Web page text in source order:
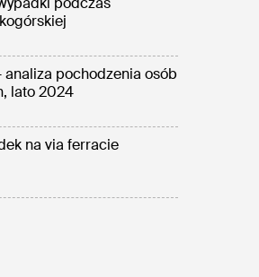
analiza pochodzenia osób
lato 2024
na via ferracie